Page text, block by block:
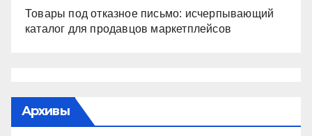
Товары под отказное письмо: исчерпывающий
каталог для продавцов маркетплейсов
Архивы